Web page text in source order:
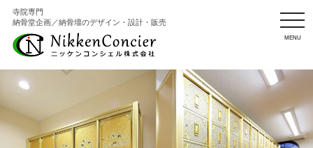
寺院専門
納骨堂企画／納骨壇のデザイン・設計・販売
MENU